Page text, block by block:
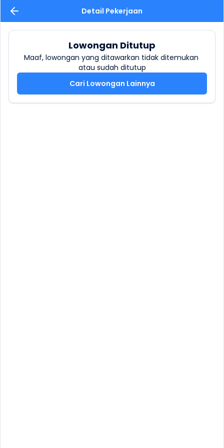
Detail Pekerjaan
Lowongan Ditutup
Maaf, lowongan yang ditawarkan tidak ditemukan
atau sudah ditutup
Cari Lowongan Lainnya